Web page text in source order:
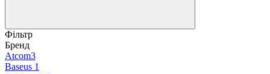
Фільтр
Бренд
Atcom3
Baseus 1